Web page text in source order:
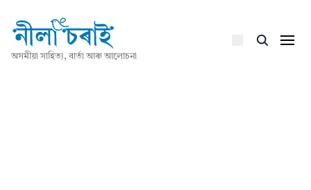
অসমীয়া সাহিত্য, বাৰ্তা আৰু আলোচনা